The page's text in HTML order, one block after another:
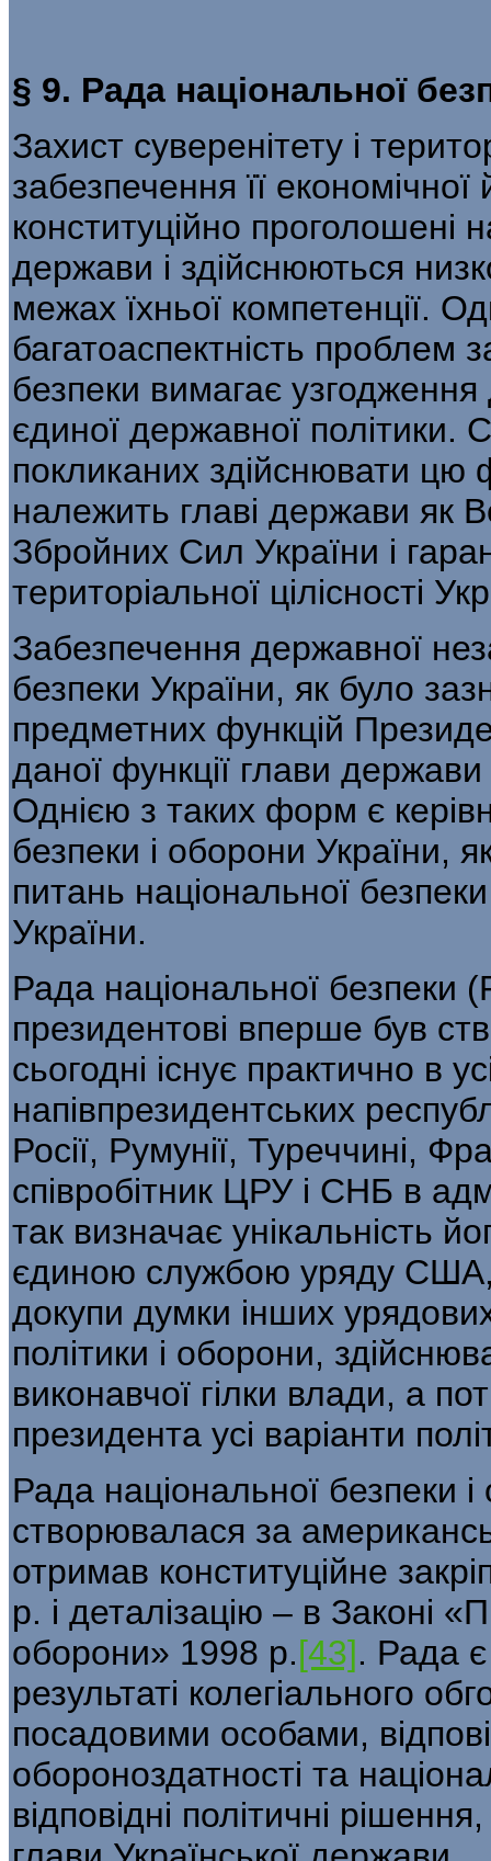
§ 9. Рада національної
Захист суверенітету і
забезпечення її
конституційно
держави і здійснюються
межах їхньої компетенції.
багатоаспектність проблем
безпеки вимагає
єдиної державної політики.
покликаних здійснювати цю
належить главі держави як
Збройних Сил України і
територіальної цілісності
Забезпечення державної
безпеки України, як було
предметних функцій
даної функції глави
Однією з таких форм є
безпеки і оборони України,
питань національної
України.
Рада національної безпеки
президентові вперше був
сьогодні існує практично в
напівпрезидентських
Росії, Румунії, Туреччині,
співробітник ЦРУ і СНБ в
так визначає унікальність
єдиною службою уряду США,
докупи думки інших
політики і оборони,
виконавчої гілки влади, а
президента усі варіанти
Рада національної безпеки
створювалася за
отримав конституційне
р. і деталізацію – в Законі
оборони» 1998 р.[43]. Рада
результаті колегіального
посадовими особами,
обороноздатності та
відповідні політичні